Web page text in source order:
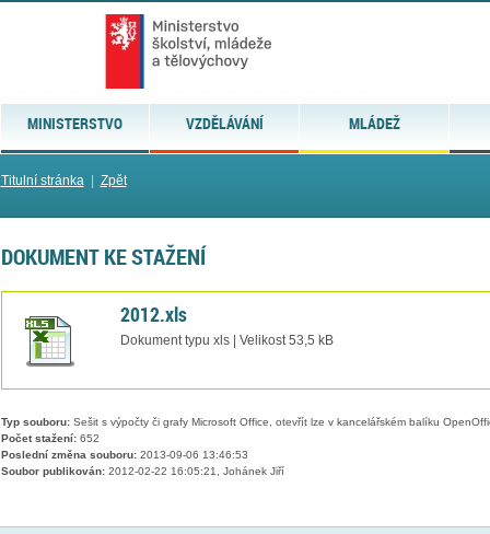
MINISTERSTVO VZDĚLÁVÁNÍ MLÁDEŽ
Titulní stránka| Zpět
DOKUMENT KE STAŽENÍ
2012.xls
Dokument typu xls | Velikost 53,5 kB
Typ souboru:Sešit s výpočty či grafy Microsoft Office, otevřít lze v kancelářském balíku
Počet stažení:652
Poslední změna souboru:2013-09-06 13:46:53
Soubor publikován:2012-02-22 16:05:21, Johánek Jiří